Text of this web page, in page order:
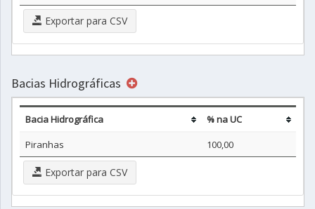
Exportar para CSV
Bacias Hidrográficas
Bacia Hidrográfica
% na UC
Piranhas
100,00
Exportar para CSV